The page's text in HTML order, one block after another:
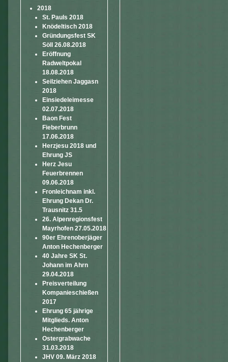
2018
St. Pauls 2018
Knödeltisch 2018
Gründungsfest SK
Söll 26.08.2018
Eröffnung
Radweltpokal
18.08.2018
Seilziehen Jaggasn
2018
Einsiedeleimesse
02.07.2018
Baon Fest
Fieberbrunn
17.06.2018
Herzjesu 2018 und
Ehrung JS
Herz Jesu
Feuerbrennen
09.06.2018
Fronleichnam inkl.
Ehrung Dekan Dr.
Trausnitz 31.5
26. Alpenregionsfest
Mayrhofen 27.05.2018
90er Ehrenoberjäger
Anton Hechenberger
40 Jahre SK St.
Johann im Ahrn
29.04.2018
Preisverteilung
Kompanieschießen
2017
Ehrung 65 jährige
Mitglieds. Anton
Hechenberger
Ostergrabwache
31.03.2018
JHV 09. März 2018